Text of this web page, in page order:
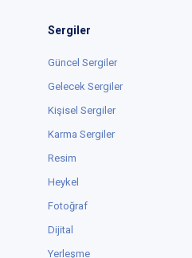
Sergiler
Güncel Sergiler
Gelecek Sergiler
Kişisel Sergiler
Karma Sergiler
Resim
Heykel
Fotoğraf
Dijital
Yerleşme